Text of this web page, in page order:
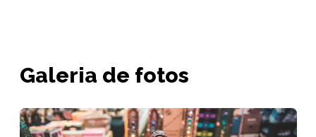
Galeria de fotos